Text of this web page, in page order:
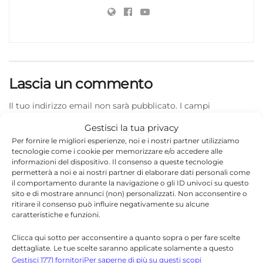
Gestisci la tua privacy
Per fornire le migliori esperienze, noi e i nostri partner utilizziamo
tecnologie come i cookie per memorizzare e/o accedere alle
informazioni del dispositivo. Il consenso a queste tecnologie
permetterà a noi e ai nostri partner di elaborare dati personali come
il comportamento durante la navigazione o gli ID univoci su questo
sito e di mostrare annunci (non) personalizzati. Non acconsentire o
ritirare il consenso può influire negativamente su alcune
caratteristiche e funzioni.
Clicca qui sotto per acconsentire a quanto sopra o per fare scelte
dettagliate. Le tue scelte saranno applicate solamente a questo
sito. È possibile modificare le impostazioni in qualsiasi momento,
Gestisci 1771 fornitoriPer saperne di più su questi scopi
Lascia un commento
Il tuo indirizzo email non sarà pubblicato. I campi
Commento *